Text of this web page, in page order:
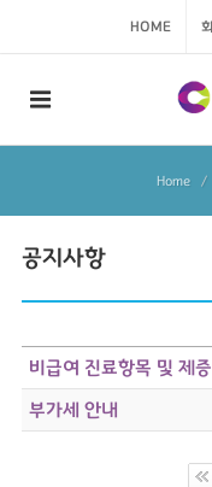
HOME
Home
공지사항
비급여 진료항목 및 제
부가세 안내